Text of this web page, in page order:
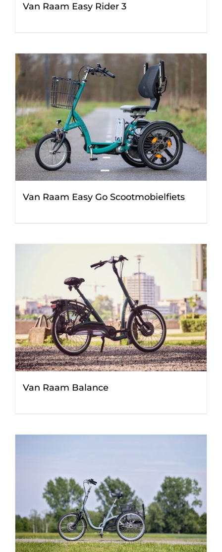
Van Raam Easy Rider 3
Van Raam Easy Go Scootmobielfiets
Van Raam Balance